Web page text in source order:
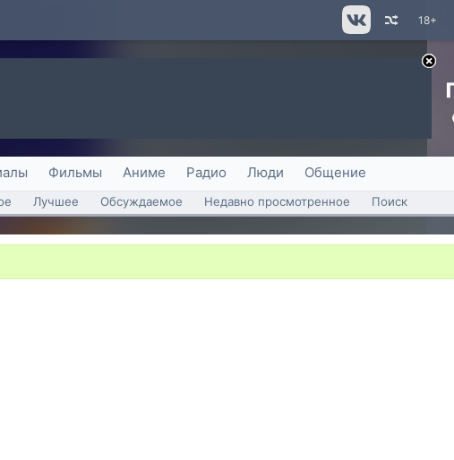
18+
Фильмы Аниме Радио Люди Общение
Лучшее Обсуждаемое Недавно просмотренное Поиск